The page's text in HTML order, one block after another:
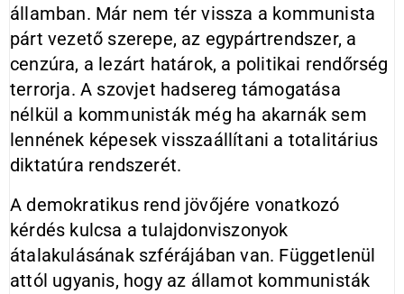
államban. Már nem tér vissza a kommunista
párt vezető szerepe, az egypártrendszer, a
cenzúra, a lezárt határok, a politikai rendőrség
terrorja. A szovjet hadsereg támogatása
nélkül a kommunisták még ha akarnák sem
lennének képesek visszaállítani a totalitárius
diktatúra rendszerét.
A demokratikus rend jövőjére vonatkozó
kérdés kulcsa a tulajdonviszonyok
átalakulásának szférájában van. Függetlenül
attól ugyanis, hogy az államot kommunisták